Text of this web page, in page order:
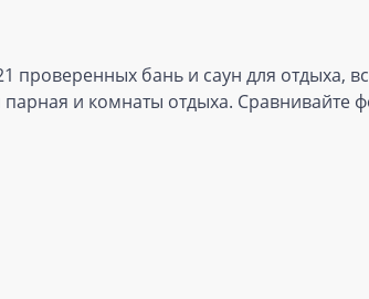
проверенных бань и саун для отдыха,
парная и комнаты отдыха.